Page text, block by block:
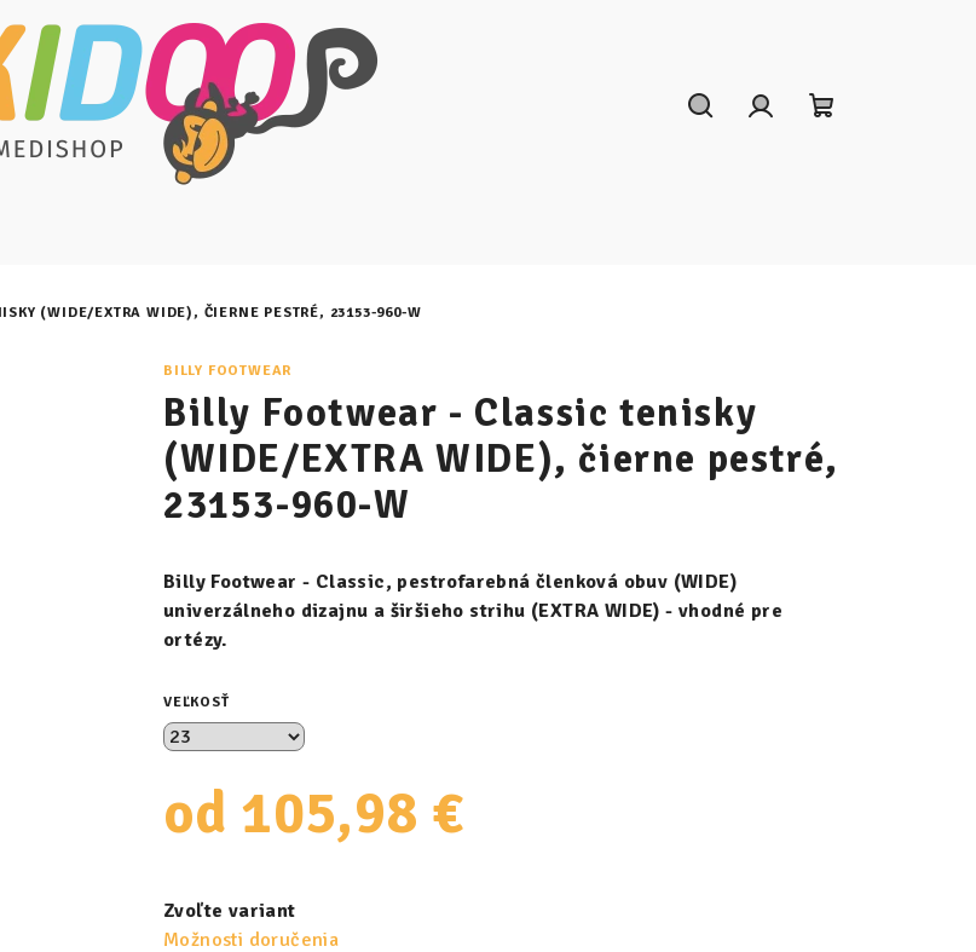
(WIDE/EXTRA WIDE), ČIERNE PESTRÉ, 23153-960-W
BILLY FOOTWEAR
Billy Footwear - Classic tenisky
(WIDE/EXTRA WIDE), čierne pestré,
23153-960-W
Billy Footwear - Classic, pestrofarebná členková obuv (WIDE)
univerzálneho dizajnu a širšieho strihu (EXTRA WIDE) - vhodné pre
ortézy.
VEĽKOSŤ
od 105,98 €
cena:
Zvoľte variant
Možnosti doručenia